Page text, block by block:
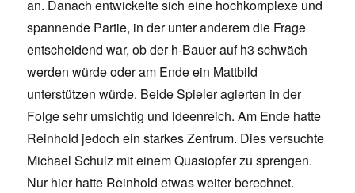
an. Danach entwickelte sich eine hochkomplexe und
spannende Partie, in der unter anderem die Frage
entscheidend war, ob der h-Bauer auf h3 schwäch
werden würde oder am Ende ein Mattbild
unterstützen würde. Beide Spieler agierten in der
Folge sehr umsichtig und ideenreich. Am Ende hatte
Reinhold jedoch ein starkes Zentrum. Dies versuchte
Michael Schulz mit einem Quasiopfer zu sprengen.
Nur hier hatte Reinhold etwas weiter berechnet.